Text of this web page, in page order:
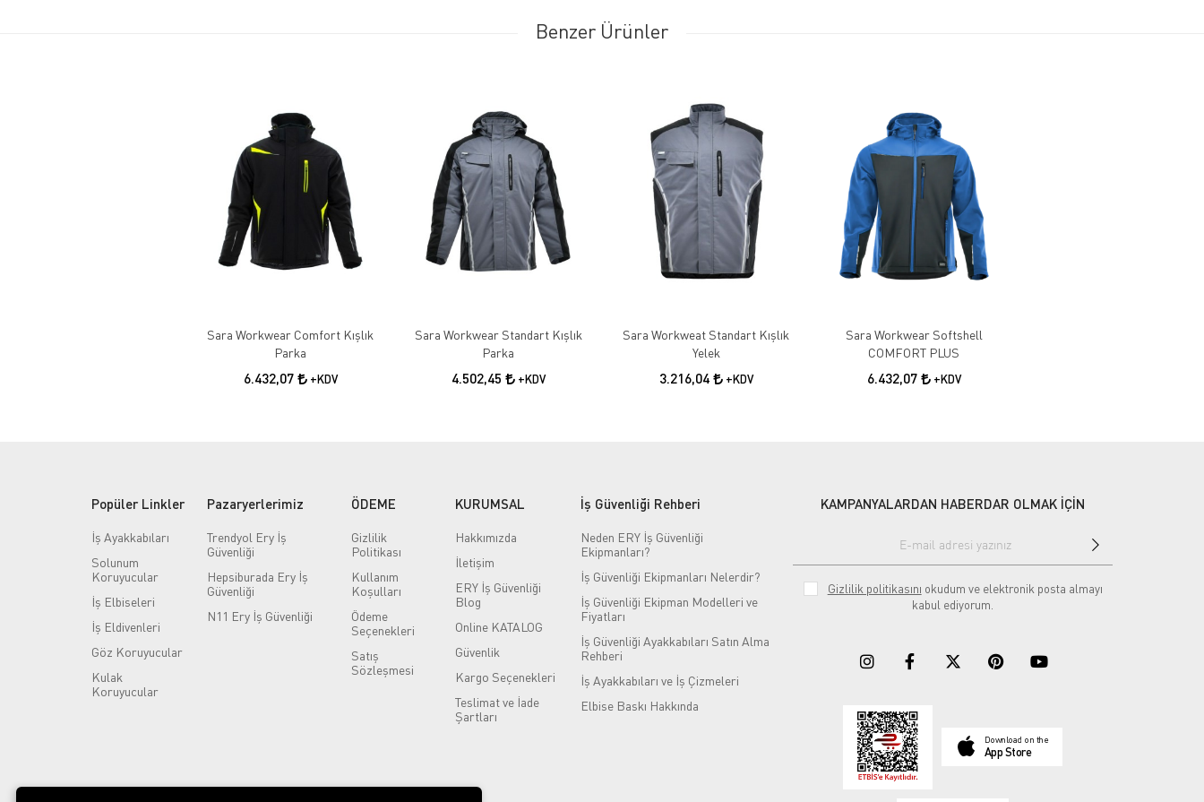
Benzer Ürünler
Sara Workwear Comfort Kışlık
Parka
6.432,07 +KDV
Sara Workwear Standart Kışlık
Parka
4.502,45 +KDV
Sara Workweat Standart Kışlık
Yelek
3.216,04 +KDV
Sara Workwear Softshell
COMFORT PLUS
6.432,07 +KDV
Popüler Linkler
İş Ayakkabıları
Solunum
Koruyucular
İş Elbiseleri
İş Eldivenleri
Göz Koruyucular
Kulak
Koruyucular
Pazaryerlerimiz
Trendyol Ery İş
Güvenliği
Hepsiburada Ery İş
Güvenliği
N11 Ery İş Güvenliği
ÖDEME
Gizlilik
Politikası
Kullanım
Koşulları
Ödeme
Seçenekleri
Satış
Sözleşmesi
KURUMSAL
Hakkımızda
İletişim
ERY İş Güvenliği
Blog
Online KATALOG
Güvenlik
Kargo Seçenekleri
Teslimat ve İade
Şartları
İş Güvenliği Rehberi
Neden ERY İş Güvenliği
Ekipmanları?
İş Güvenliği Ekipmanları Nelerdir?
İş Güvenliği Ekipman Modelleri ve
Fiyatları
İş Güvenliği Ayakkabıları Satın Alma
Rehberi
İş Ayakkabıları ve İş Çizmeleri
Elbise Baskı Hakkında
KAMPANYALARDAN HABERDAR OLMAK İÇİN
Gizlilik politikasını okudum ve elektronik posta almayı
kabul ediyorum.
Download on the
App Store